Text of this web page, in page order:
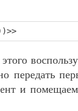
передать
и